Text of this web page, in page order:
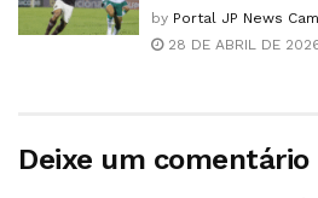
by Portal JP News
28 DE ABRIL DE
Deixe um comentário